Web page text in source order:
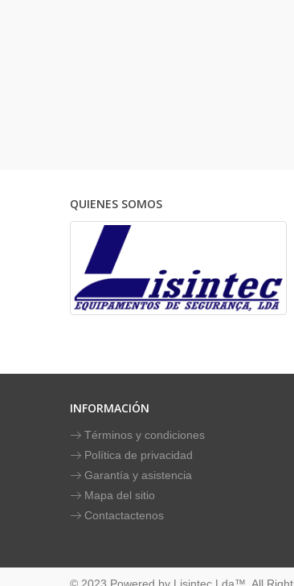
QUIENES SOMOS
INFORMACIÓN
Términos y condiciones
Política de privacidad
Garantía y asistencia
Mapa del sitio
Contactactenos